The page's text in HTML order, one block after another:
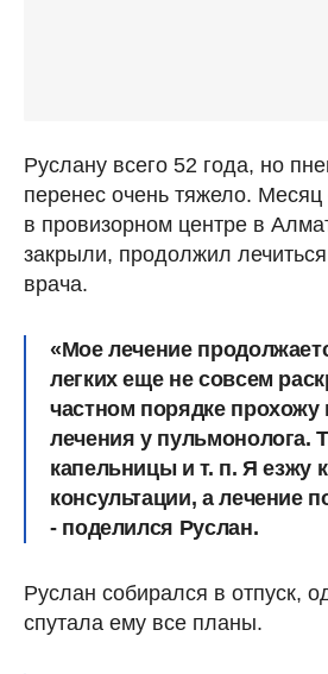
Руслану всего 52 года, но
перенес очень тяжело.
в провизорном центре в
закрыли, продолжил
врача.
«Мое лечение
легких еще не совсем
частном порядке
лечения у пульмонолога.
капельницы и т. п. Я езжу
консультации, а лечение
- поделился Руслан.
Руслан собирался в отпуск,
спутала ему все планы.